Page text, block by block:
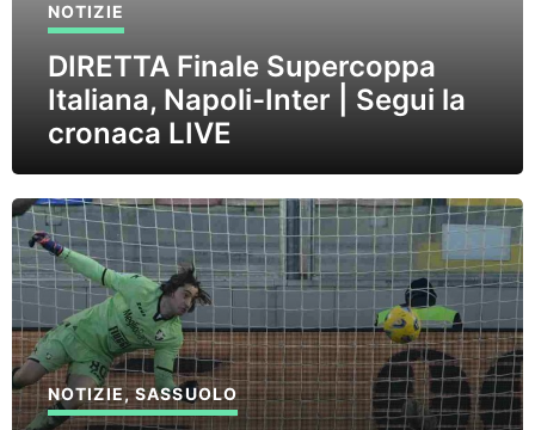
NOTIZIE
DIRETTA Finale Supercoppa
Italiana, Napoli-Inter | Segui la
cronaca LIVE
NOTIZIE,SASSUOLO